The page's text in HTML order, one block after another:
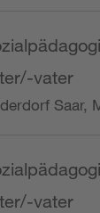
vater
Saar,
vater